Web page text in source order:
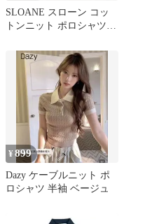
SLOANE スローン コッ
トンニット ポロシャツ
¥899
Dazy ケーブルニット ポ
ロシャツ 半袖 ベージュ